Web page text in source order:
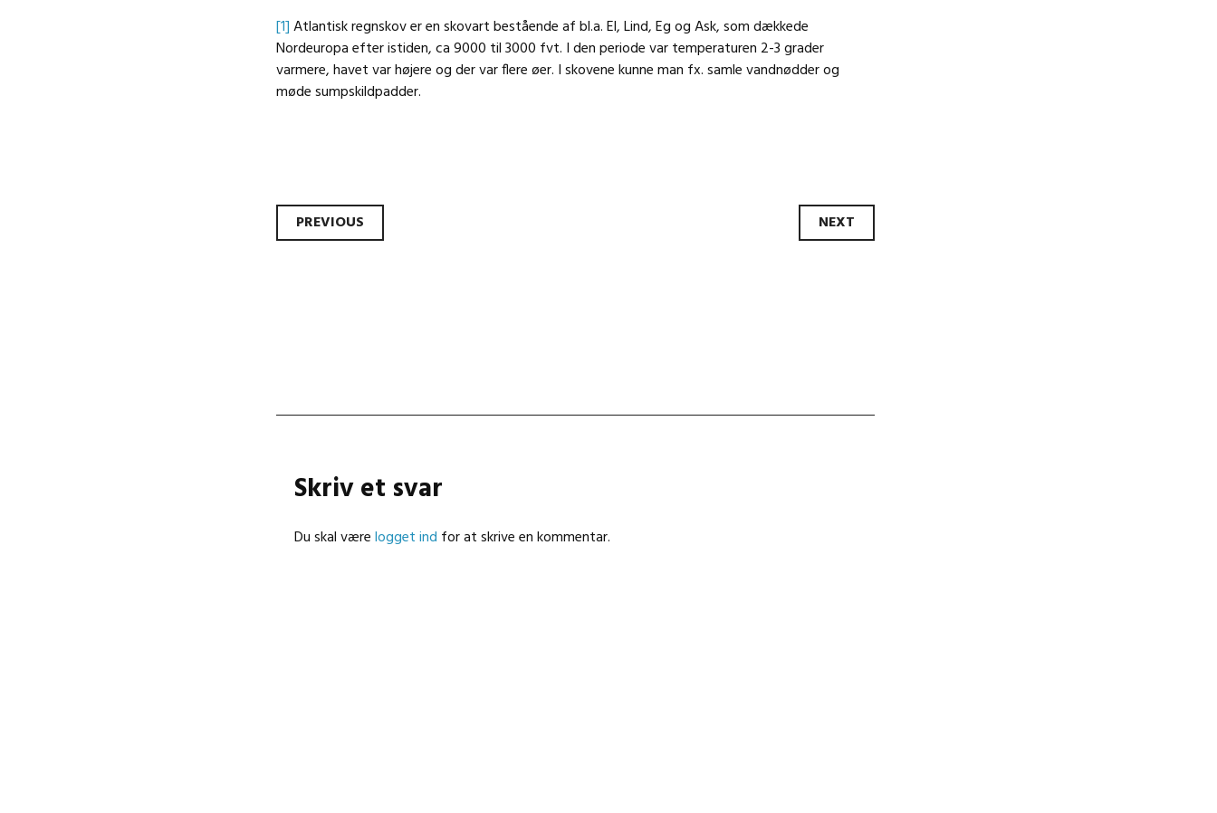
[1]Atlantisk regnskov er en skovart bestående af bl.a. El, Lind, Eg og Ask, som dækkede
Nordeuropa efter istiden, ca 9000 til 3000 fvt. I den periode var temperaturen 2-3 grader
varmere, havet var højere og der var flere øer. I skovene kunne man fx. samle vandnødder og
møde sumpskildpadder.
Post
PREVIOUS NEXT
Skriv et svar
Du skal værelogget ind for at skrive en kommentar.